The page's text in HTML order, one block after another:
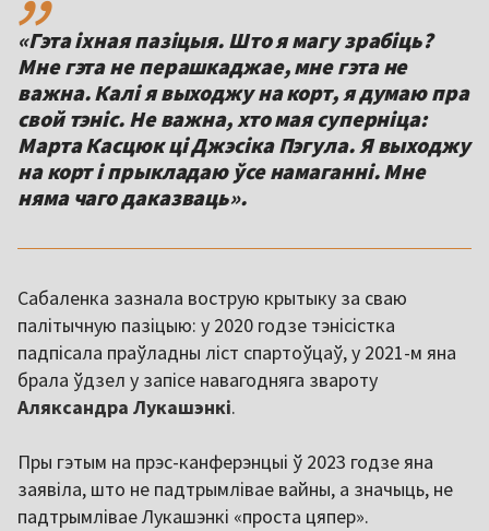
«Гэта іхная пазіцыя. Што я магу зрабіць?
Мне гэта не перашкаджае, мне гэта не
важна. Калі я выходжу на корт, я думаю пра
свой тэніс. Не важна, хто мая суперніца:
Марта Касцюк ці Джэсіка Пэгула. Я выходжу
на корт і прыкладаю ўсе намаганні. Мне
няма чаго даказваць».
Сабаленка зазнала вострую крытыку за сваю
палітычную пазіцыю: у 2020 годзе тэнісістка
падпісала праўладны ліст спартоўцаў, у 2021-м яна
брала ўдзел у запісе навагодняга звароту
Аляксандра Лукашэнкі.
Пры гэтым на прэс-канферэнцыі ў 2023 годзе яна
заявіла, што не падтрымлівае вайны, а значыць, не
падтрымлівае Лукашэнкі «проста цяпер».